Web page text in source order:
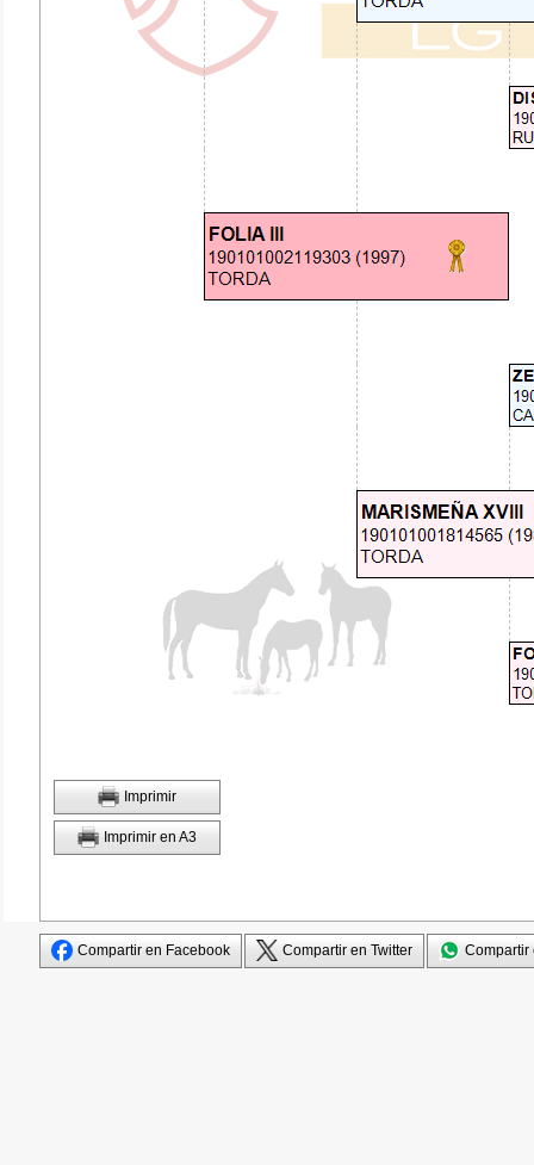
Imprimir
Imprimir en A3
Compartir en Facebook Compartir en Twitter Compartir